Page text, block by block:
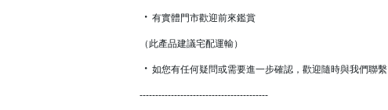
・ 有實體門市歡迎前來鑑賞
（此產品建議宅配運輸）
・ 如您有任何疑問或需要進一步確認，歡迎隨時與我們聯繫
-----------------------------------------